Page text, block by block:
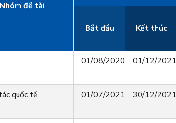
Nhóm đề tài
Bắt đầu Kết thúc
01/08/2020 01/12/2021
quốc tế 01/07/2021 30/12/2021